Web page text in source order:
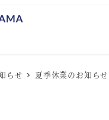
らせ 夏季休業のお知らせ